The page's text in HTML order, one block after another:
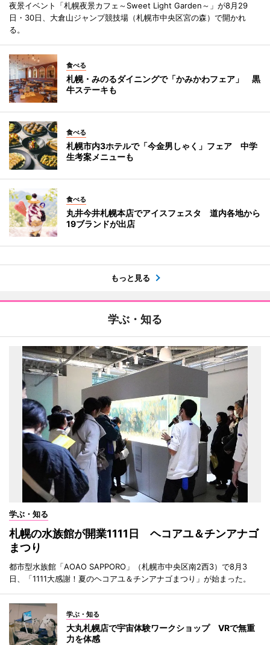
夜景イベント「札幌夜景カフェ～Sweet Light Garden～」が8月29
日・30日、大倉山ジャンプ競技場（札幌市中央区宮の森）で開かれ
る。
食べる
札幌・みのるダイニングで「かみかわフェア」 黒
牛ステーキも
食べる
札幌市内3ホテルで「今金男しゃく」フェア 中学
生考案メニューも
食べる
丸井今井札幌本店でアイスフェスタ 道内各地から
19ブランドが出店
もっと見る
学ぶ・知る
学ぶ・知る
札幌の水族館が開業1111日 ヘコアユ＆チンアナゴ
まつり
都市型水族館「AOAO SAPPORO」（札幌市中央区南2西3）で8月3
日、「1111大感謝！夏のヘコアユ＆チンアナゴまつり」が始まった。
学ぶ・知る
大丸札幌店で宇宙体験ワークショップ VRで無重
力を体感